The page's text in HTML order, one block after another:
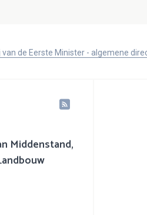
van de Eerste Minister - algemene
Middenstand,